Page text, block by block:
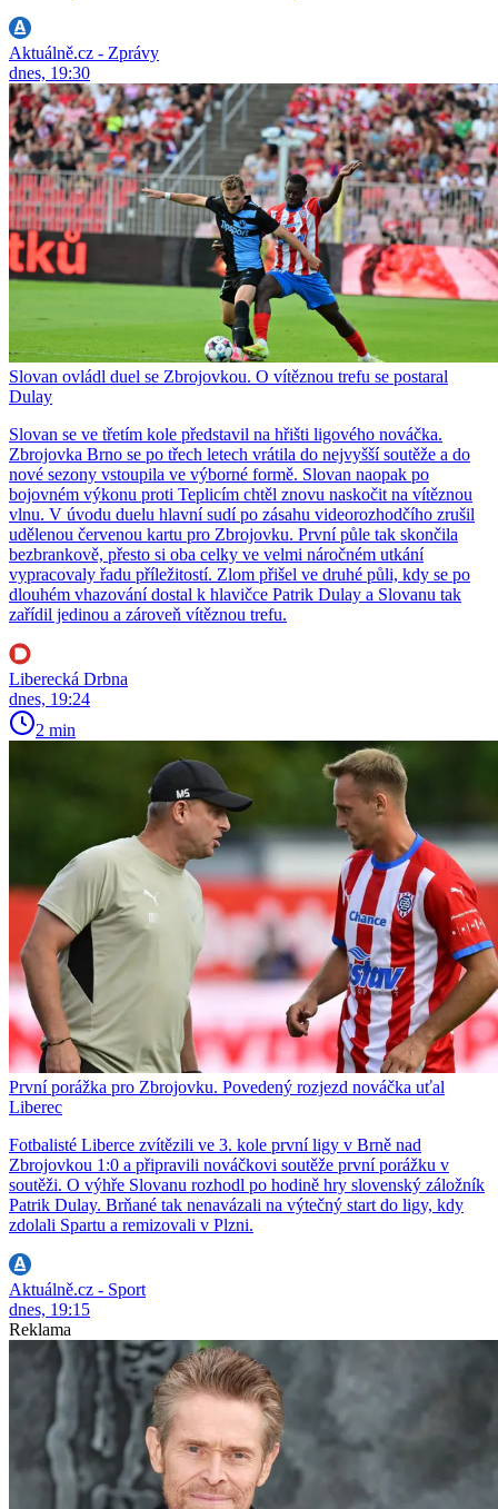
Aktuálně.cz - Zprávy
dnes, 19:30
Slovan ovládl duel se Zbrojovkou. O vítěznou trefu se postaral
Dulay
Slovan se ve třetím kole představil na hřišti ligového nováčka.
Zbrojovka Brno se po třech letech vrátila do nejvyšší soutěže a do
nové sezony vstoupila ve výborné formě. Slovan naopak po
bojovném výkonu proti Teplicím chtěl znovu naskočit na vítěznou
vlnu. V úvodu duelu hlavní sudí po zásahu videorozhodčího zrušil
udělenou červenou kartu pro Zbrojovku. První půle tak skončila
bezbrankově, přesto si oba celky ve velmi náročném utkání
vypracovaly řadu příležitostí. Zlom přišel ve druhé půli, kdy se po
dlouhém vhazování dostal k hlavičce Patrik Dulay a Slovanu tak
zařídil jedinou a zároveň vítěznou trefu.
Liberecká Drbna
dnes, 19:24
2 min
První porážka pro Zbrojovku. Povedený rozjezd nováčka uťal
Liberec
Fotbalisté Liberce zvítězili ve 3. kole první ligy v Brně nad
Zbrojovkou 1:0 a připravili nováčkovi soutěže první porážku v
soutěži. O výhře Slovanu rozhodl po hodině hry slovenský záložník
Patrik Dulay. Brňané tak nenavázali na výtečný start do ligy, kdy
zdolali Spartu a remizovali v Plzni.
Aktuálně.cz - Sport
dnes, 19:15
Reklama